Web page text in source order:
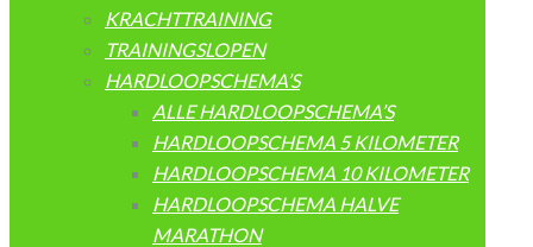
KRACHTTRAINING
TRAININGSLOPEN
HARDLOOPSCHEMA’S
ALLE HARDLOOPSCHEMA’S
HARDLOOPSCHEMA 5 KILOMETER
HARDLOOPSCHEMA 10 KILOMETER
HARDLOOPSCHEMA HALVE
MARATHON